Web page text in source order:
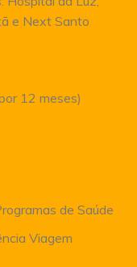
e Next Santo
12 meses)
de Saúde
Viagem